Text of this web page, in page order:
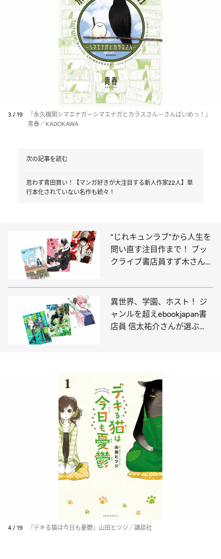
3 / 19
『永久機関シマエナガ－シマエナガとカラスさん－さんばいめっ！』
青春／KADOKAWA
次の記事を読む
思わず青田買い！【マンガ好きが大注目する新人作家22人】単
行本化されていない名作も続々！
“じれキュンラブ”から人生を
問い直す注目作まで！ ブッ
クライブ書店員すず木さんの
異世界、学園、ホスト！ ジ
ャンルを超えebookjapan書
店員 信太祐介さんが選ぶ
4 / 19 『デキる猫は今日も憂鬱』山田ヒツジ／講談社